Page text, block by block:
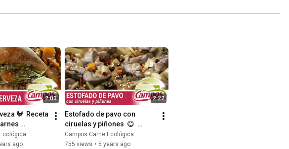
2:03
🐓  Receta
ago
2:22
Estofado de pavo con
ciruelas y piñones  😋
Receta de Campos Carnes
Ecológicas
Campos Carne Ecológica
755 views • 5 years ago